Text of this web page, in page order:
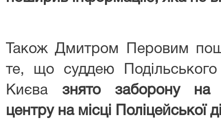
Також Дмитром Перовим
те, що суддею
Києва знято заборону на
центру на місці Поліцейської